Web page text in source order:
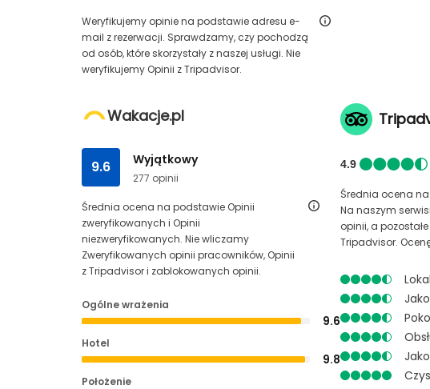
Weryfikujemy opinie na podstawie adresu e-
mail z rezerwacji. Sprawdzamy, czy pochodzą
od osób, które skorzystały z naszej usługi. Nie
weryfikujemy Opinii z Tripadvisor.
Wakacje.pl
9.6 Wyjątkowy
277 opinii
Średnia ocena na podstawie Opinii
zweryfikowanych i Opinii
niezweryfikowanych. Nie wliczamy
Zweryfikowanych opinii pracowników, Opinii
z Tripadvisor i zablokowanych opinii.
Ogólne wrażenia
9.6
Hotel
9.8
Położenie
4.9
Średnia ocena na
Na naszym
opinii, a
Tripadvisor.